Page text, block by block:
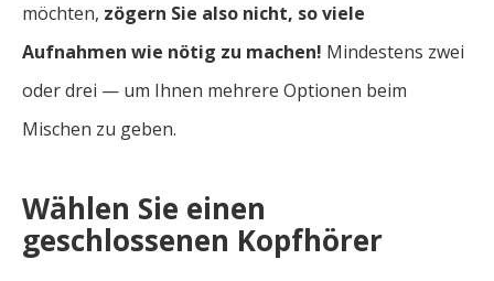
möchten, zögern Sie also nicht, so viele
Aufnahmen wie nötig zu machen! Mindestens zwei
oder drei — um Ihnen mehrere Optionen beim
Mischen zu geben.
Wählen Sie einen
geschlossenen Kopfhörer